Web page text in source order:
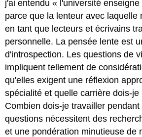
j'ai entendu « l'université
parce que la lenteur avec laquelle
en tant que lecteurs et écrivains
personnelle. La pensée lente est
d'introspection. Les questions de
impliquent tellement de
qu'elles exigent une réflexion
spécialité et quelle carrière dois-je
Combien dois-je travailler
questions nécessitent des
et une pondération minutieuse de